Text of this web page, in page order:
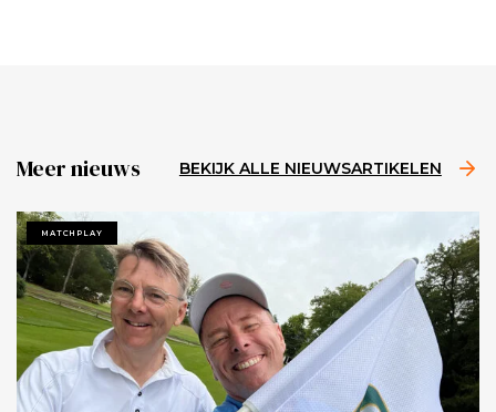
Meer nieuws BEKIJK ALLE NIEUWSARTIKELEN
MATCHPLAY